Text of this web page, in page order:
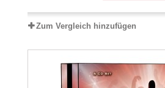
Zum Vergleich hinzufügen